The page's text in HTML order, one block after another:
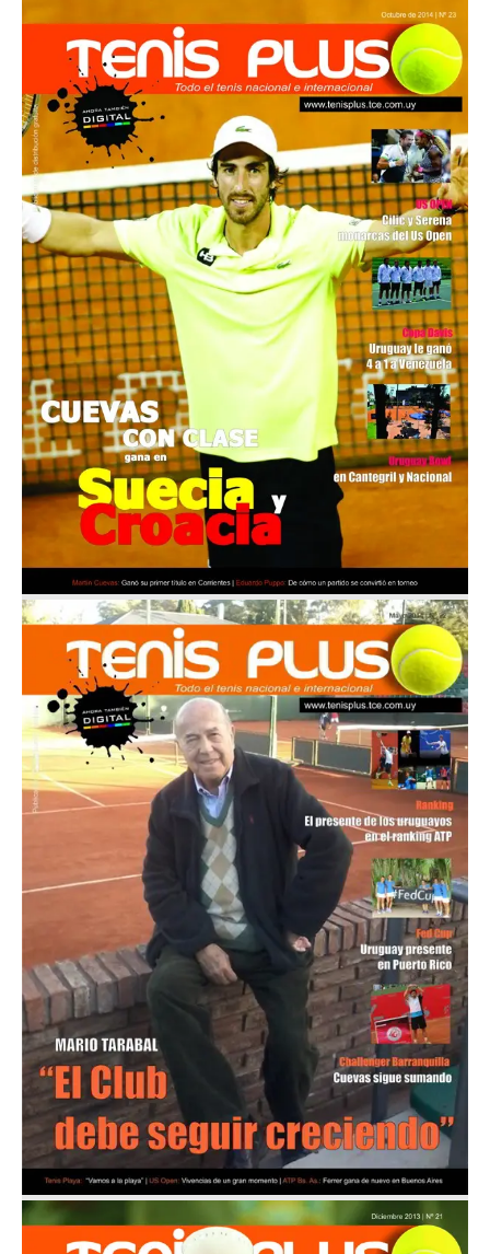
Nº 23
Octubre 2014
Nº 22
Mayo 2014